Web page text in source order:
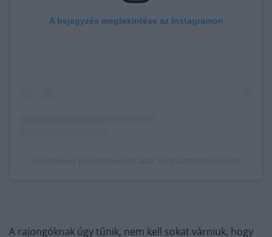
A bejegyzés megtekintése az Instagramon
A rajongóknak úgy tűnik, nem kell sokat várniuk, hogy